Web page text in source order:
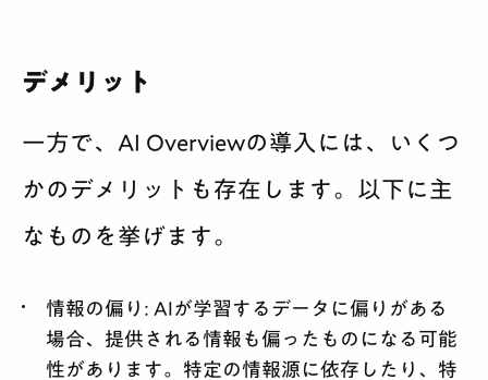
デメリット
一方で、AI Overviewの導入には、いくつ
かのデメリットも存在します。以下に主
なものを挙げます。
情報の偏り: AIが学習するデータに偏りがある
場合、提供される情報も偏ったものになる可能
性があります。特定の情報源に依存したり、特